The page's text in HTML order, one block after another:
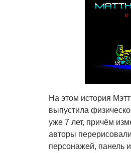
На этом история
выпустила
уже 7 лет, причём
авторы
персонажей, панель